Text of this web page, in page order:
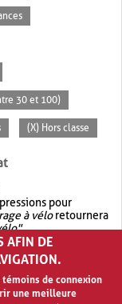
30 et 100)
(X) Hors classe
pour
à véloretournera
.
OR.garage OR vélo
garage à vélo
AFIN DE
de connexion
une meilleure